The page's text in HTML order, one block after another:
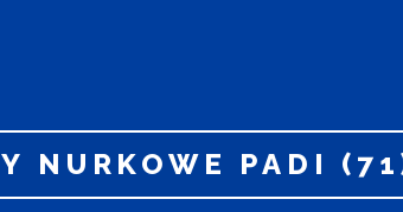
NURKOWE PADI